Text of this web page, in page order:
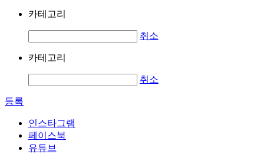
카테고리
취소
카테고리
취소
등록
인스타그램
페이스북
유튜브